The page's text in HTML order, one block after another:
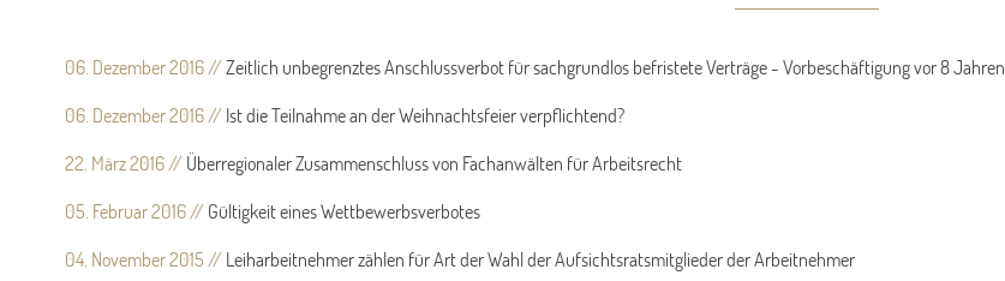
06. Dezember 2016//Zeitlich unbegrenztes Anschlussverbot für sachgrundlos befristete Verträge - Vorbeschäftigung vor 8 Jahren
06. Dezember 2016// Ist die Teilnahme an der Weihnachtsfeier verpflichtend?
22. März 2016// Überregionaler Zusammenschluss von Fachanwälten für Arbeitsrecht
05. Februar 2016// Gültigkeit eines Wettbewerbsverbotes
04. November 2015// Leiharbeitnehmer zählen für Art der Wahl der Aufsichtsratsmitglieder der Arbeitnehmer